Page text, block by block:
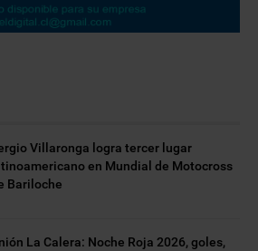
integrar a mujeres cuidadoras al
remotos y flexibles
Villaronga logra tercer lugar
en Mundial de Motocross
Bariloche
La Calera: Noche Roja 2026, goles,